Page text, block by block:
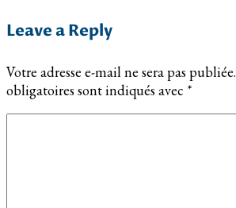
Leave a Reply
Votre adresse e-mail ne sera pas publiée.
obligatoires sont indiqués avec *